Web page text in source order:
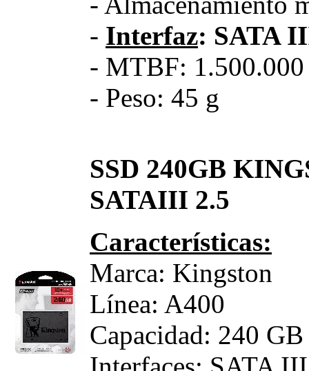
- Interfaz: SATA
- MTBF: 1.500.000
- Peso: 45 g
SSD 240GB
SATAIII 2.5
Características:
Marca: Kingston
Línea: A400
Capacidad: 240 GB